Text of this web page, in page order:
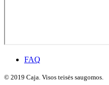
FAQ
© 2019 Caja. Visos teisės saugomos.